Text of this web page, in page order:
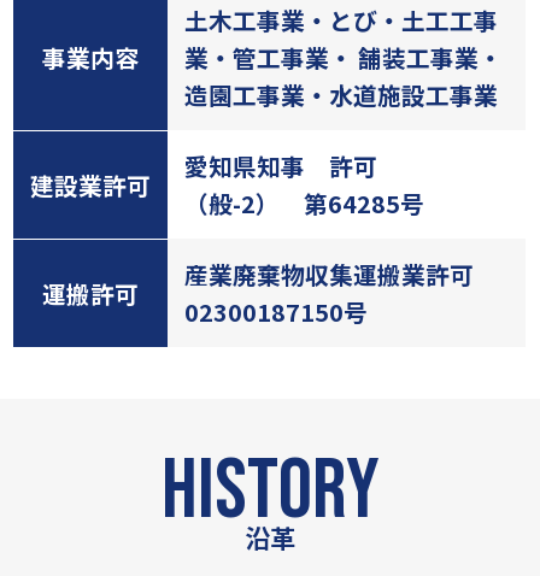
事業内容
土木工事業・とび・土工工事
業・管工事業・ 舗装工事業・
造園工事業・水道施設工事業
建設業許可
愛知県知事 許可
（般-2） 第64285号
運搬許可
産業廃棄物収集運搬業許可
02300187150号
HISTORY
沿革